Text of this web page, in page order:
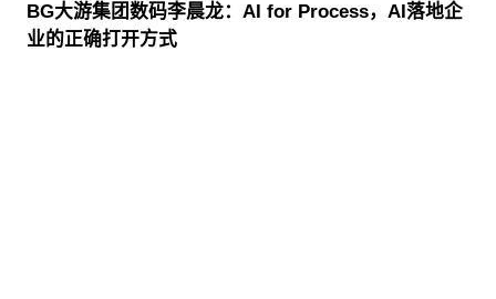
BG大游集团数码李晨龙：AI for Process，AI落地企
业的正确打开方式